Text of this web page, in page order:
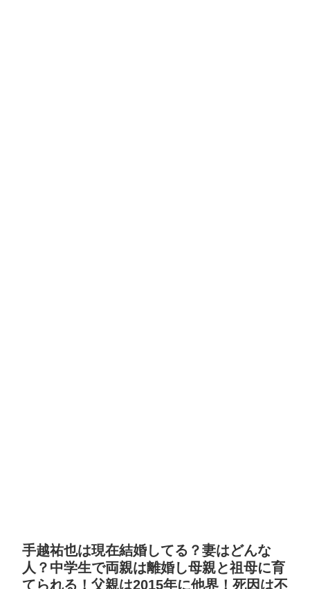
手越祐也は現在結婚してる？妻はどんな
人？中学生で両親は離婚し母親と祖母に育
てられる！父親は2015年に他界！死因は不